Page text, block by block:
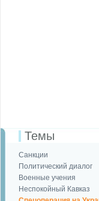
Темы
Санкции
Политический диалог
Военные учения
Неспокойный Кавказ